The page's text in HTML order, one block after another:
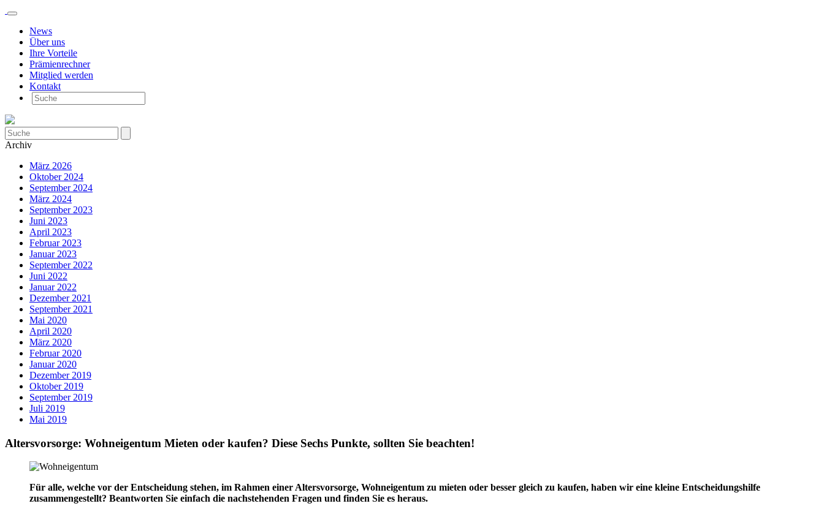
News
Über uns
Ihre Vorteile
Prämienrechner
Mitglied werden
Kontakt
Archiv
März 2026
Oktober 2024
September 2024
März 2024
September 2023
Juni 2023
April 2023
Februar 2023
Januar 2023
September 2022
Juni 2022
Januar 2022
Dezember 2021
September 2021
Mai 2020
April 2020
März 2020
Februar 2020
Januar 2020
Dezember 2019
Oktober 2019
September 2019
Juli 2019
Mai 2019
Altersvorsorge: Wohneigentum Mieten oder kaufen? Diese Sechs Punkte, sollten Sie beachten!
Für alle, welche vor der Entscheidung stehen, im Rahmen einer Altersvorsorge, Wohneigentum zu mieten oder besser gleich zu kaufen, haben wir eine kleine Entscheidungshilfe
zusammengestellt? Beantworten Sie einfach die nachstehenden Fragen und finden Sie es heraus.